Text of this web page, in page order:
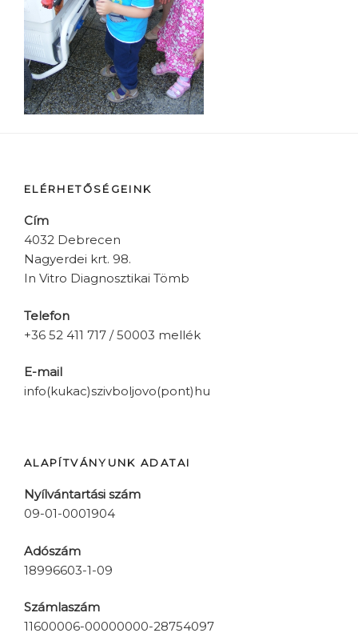
ELÉRHETŐSÉGEINK
Cím
4032 Debrecen
Nagyerdei krt. 98.
In Vitro Diagnosztikai Tömb
Telefon
+36 52 411 717 / 50003 mellék
E-mail
info(kukac)szivboljovo(pont)hu
ALAPÍTVÁNYUNK ADATAI
Nyílvántartási szám
09-01-0001904
Adószám
18996603-1-09
Számlaszám
11600006-00000000-28754097